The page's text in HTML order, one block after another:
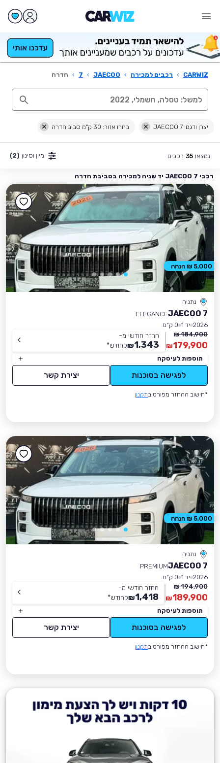
CARWIZ
› רכבים למכירה ›
JAECOO
›
7
› חדרה
יצרן ודגם: JAECOO 7 בחרו אזור: 30 ק"מ סביב חדרה
נמצאו 35 רכבים מיון וסינון (2)
רכבי JAECOO 7 יד שניה למכירה בסביבת חדרה
נתניה
JAECOO 7
ELEGANCE
2026 יד 1
0 ק״מ
184,900 ₪
179,900
₪
החזר חודשי מ-
1,343
₪לחודש*
תוספות לעיסקה
לפגישה בסוכנות יצירת קשר
*חישוב ההחזר מפורט בתקנון
5,000 ₪ הנחה
נתניה
JAECOO 7
PREMIUM
2026 יד 1
0 ק״מ
194,900 ₪
189,900
₪
החזר חודשי מ-
1,418
₪לחודש*
תוספות לעיסקה
לפגישה בסוכנות יצירת קשר
*חישוב ההחזר מפורט בתקנון
5,000 ₪ הנחה